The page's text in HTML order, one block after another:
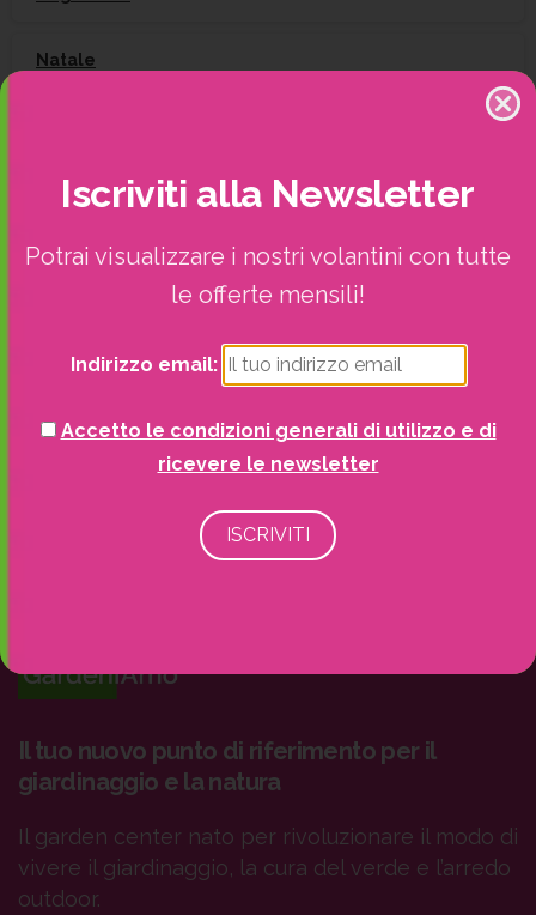
Natale
Piscine e idro
Recinzioni
Il tuo nuovo punto di riferimento per il
giardinaggio e la natura
Il garden center nato per rivoluzionare il modo di
vivere il giardinaggio, la cura del verde e l’arredo
outdoor.
Iscriviti alla Newsletter
Potrai visualizzare i nostri volantini con tutte
le offerte mensili!
Indirizzo email:
Accetto le condizioni generali di utilizzo e di
ricevere le newsletter